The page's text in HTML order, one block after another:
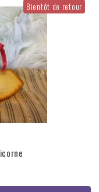
Bientôt de retour